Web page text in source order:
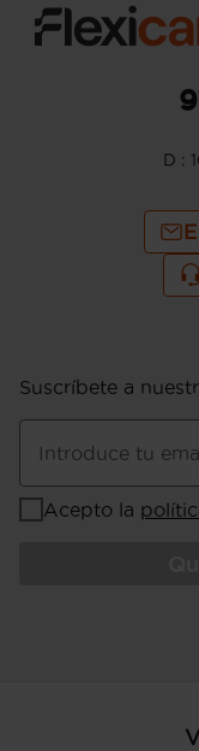
D :
Suscríbete a
Introduce tu
Acepto la